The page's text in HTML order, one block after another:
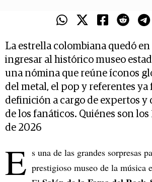
La estrella colombiana quedó
ingresar al histórico museo
una nómina que reúne íconos
del metal, el pop y referentes ya
definición a cargo de expertos y
de los fanáticos. Quiénes son
de 2026
E s una de las grandes sorpresas
prestigioso museo de la música